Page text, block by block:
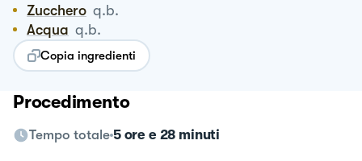
Zucchero q.b.
Acqua q.b.
Copia ingredienti
Procedimento
Tempo totale 5 ore e 28 minuti